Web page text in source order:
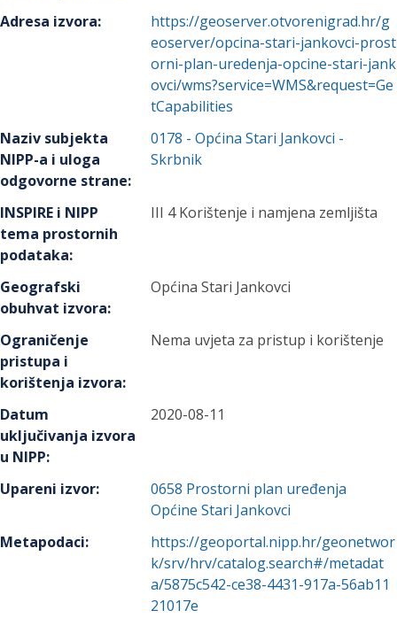
Adresa izvora:
https://geoserver.otvorenigrad.hr/g
eoserver/opcina-stari-jankovci-prost
orni-plan-uredenja-opcine-stari-jank
ovci/wms?service=WMS&request=Ge
tCapabilities
Naziv subjekta
NIPP-a i uloga
odgovorne strane:
0178 -Općina Stari Jankovci -
Skrbnik
INSPIRE i NIPP
tema prostornih
podataka:
III 4 Korištenje i namjena zemljišta
Geografski
obuhvat izvora:
Općina Stari Jankovci
Ograničenje
pristupa i
korištenja izvora:
Nema uvjeta za pristup i korištenje
Datum
uključivanja izvora
u NIPP:
2020-08-11
Upareni izvor: 0658 Prostorni plan uređenja
Općine Stari Jankovci
Metapodaci:
https://geoportal.nipp.hr/geonetwor
k/srv/hrv/catalog.search#/metadat
a/5875c542-ce38-4431-917a-56ab11
21017e